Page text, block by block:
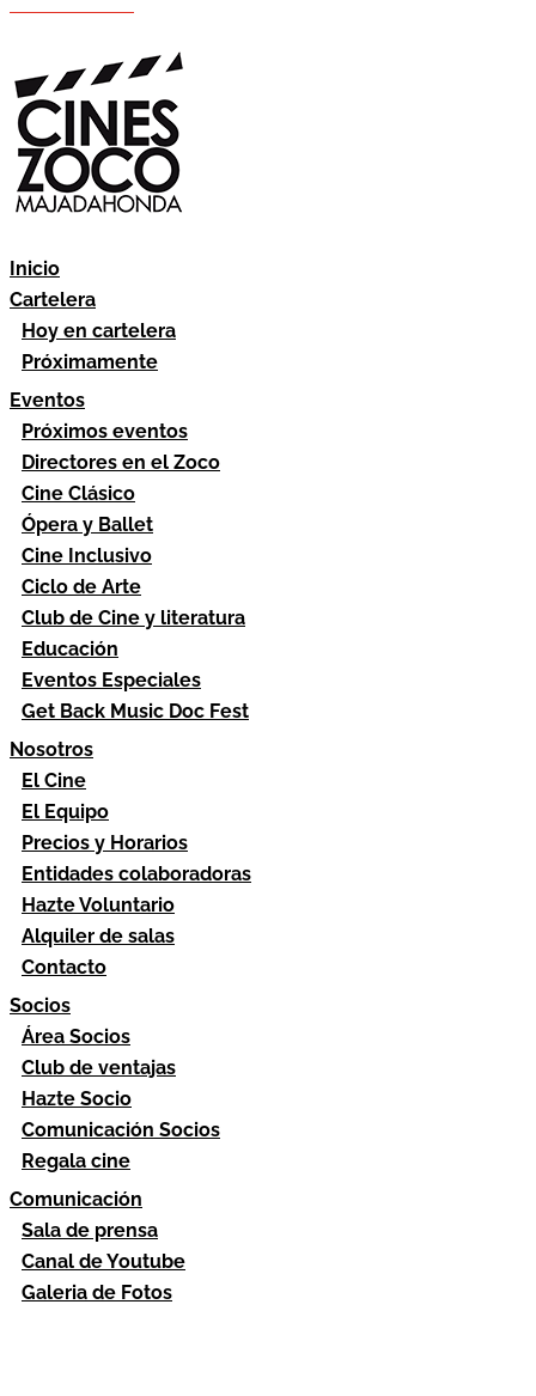
Inicio
Cartelera
Hoy en cartelera
Próximamente
Eventos
Próximos eventos
Directores en el Zoco
Cine Clásico
Ópera y Ballet
Cine Inclusivo
Ciclo de Arte
Club de Cine y literatura
Educación
Eventos Especiales
Get Back Music Doc Fest
Nosotros
El Cine
El Equipo
Precios y Horarios
Entidades colaboradoras
Hazte Voluntario
Alquiler de salas
Contacto
Socios
Área Socios
Club de ventajas
Hazte Socio
Comunicación Socios
Regala cine
Comunicación
Sala de prensa
Canal de Youtube
Galeria de Fotos